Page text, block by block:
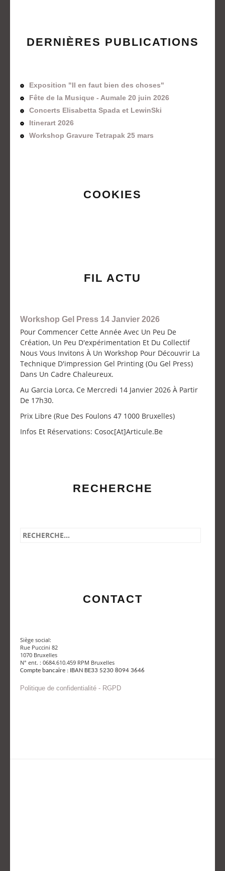
DERNIÈRES PUBLICATIONS
Exposition "Il en faut bien des choses"
Fête de la Musique - Aumale 20 juin 2026
Concerts Elisabetta Spada et LewinSki
Itinerart 2026
Workshop Gravure Tetrapak 25 mars
COOKIES
FIL ACTU
Workshop Gel Press 14 Janvier 2026
Pour Commencer Cette Année Avec Un Peu De
Création, Un Peu D'expérimentation Et Du Collectif
Nous Vous Invitons À Un Workshop Pour Découvrir La
Technique D'impression Gel Printing (ou Gel Press)
Dans Un Cadre Chaleureux.
Au Garcia Lorca, Ce Mercredi 14 Janvier 2026 À Partir
De 17h30.
Prix Libre (Rue Des Foulons 47 1000 Bruxelles)
Infos Et Réservations: Cosoc[at]articule.be
RECHERCHE
CONTACT
Siège social:
Rue Puccini 82
1070 Bruxelles
N° ent. : 0684.610.459 RPM Bruxelles
Compte bancaire : IBAN BE33 5230 8094 3646
Politique de confidentialité - RGPD